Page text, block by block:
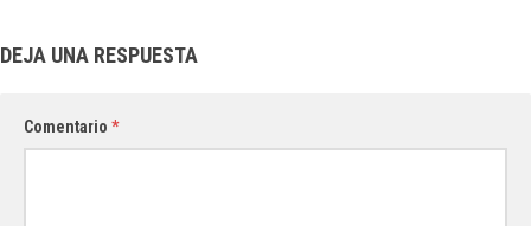
DEJA UNA RESPUESTA
Comentario *